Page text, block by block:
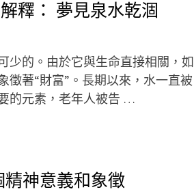
釋： 夢見泉水乾涸
少的。由於它與生命直接相關，如
徵著“財富”。長期以來，水一直被
的元素，老年人被告 …
精神意義和象徵